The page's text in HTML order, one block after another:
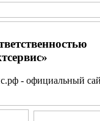
- официальный